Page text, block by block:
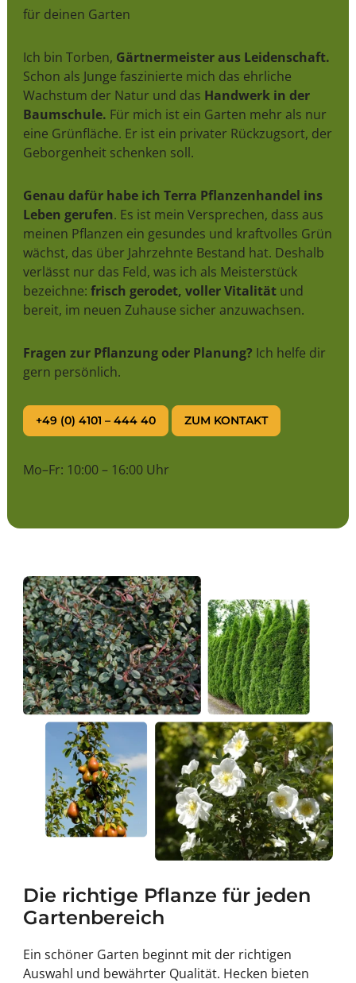
für deinen Garten
Ich bin Torben, Gärtnermeister aus Leidenschaft.
Schon als Junge faszinierte mich das ehrliche
Wachstum der Natur und das Handwerk in der
Baumschule. Für mich ist ein Garten mehr als nur
eine Grünfläche. Er ist ein privater Rückzugsort, der
Geborgenheit schenken soll.
Genau dafür habe ich Terra Pflanzenhandel ins
Leben gerufen. Es ist mein Versprechen, dass aus
meinen Pflanzen ein gesundes und kraftvolles Grün
wächst, das über Jahrzehnte Bestand hat. Deshalb
verlässt nur das Feld, was ich als Meisterstück
bezeichne: frisch gerodet, voller Vitalitätund
bereit, im neuen Zuhause sicher anzuwachsen.
Fragen zur Pflanzung oder Planung? Ich helfe dir
gern persönlich.
+49 (0) 4101 – 444 40 ZUM KONTAKT
Mo–Fr: 10:00 – 16:00 Uhr
Die richtige Pflanze für jeden
Gartenbereich
Ein schöner Garten beginnt mit der richtigen
Auswahl und bewährter Qualität. Hecken bieten